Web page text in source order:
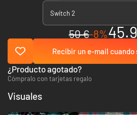
Switch 2
50 €-8%
Recibir un e-mail
¿Producto agotado?
Cómpralo con tarjetas regalo
Visuales